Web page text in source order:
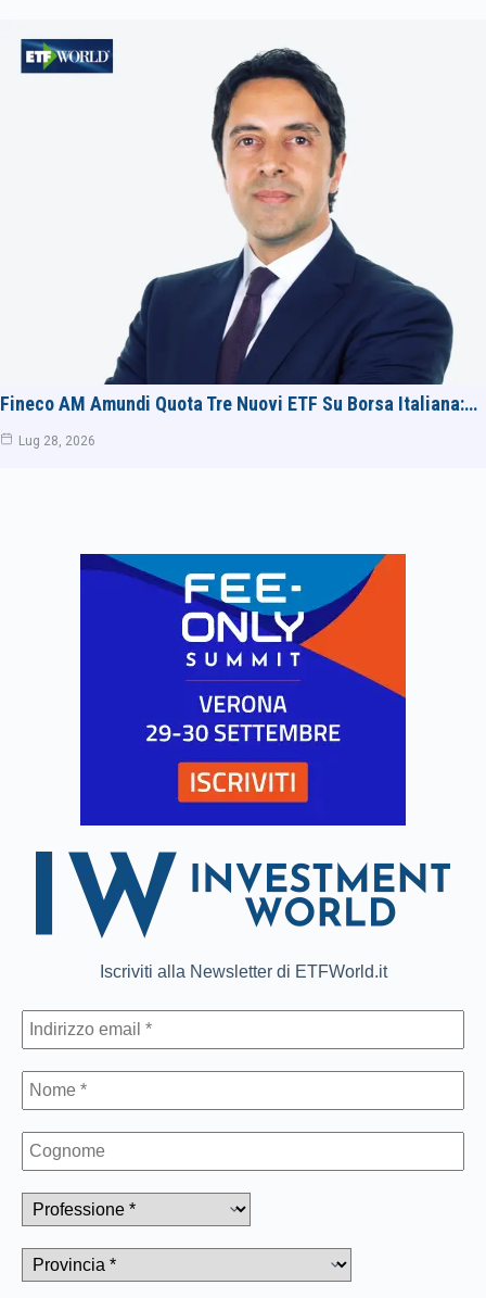
Fineco AM Amundi Quota Tre Nuovi ETF Su Borsa Italiana:…
Lug 28, 2026
Iscriviti alla Newsletter di ETFWorld.it